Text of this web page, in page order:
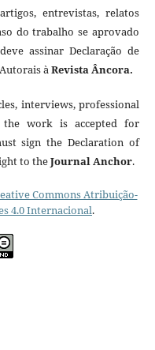
entrevistas, relatos
do trabalho se aprovado
assinar Declaração de
àRevista Âncora.
interviews, professional
work is accepted for
sign the Declaration of
to theJournal Anchor.
Commons Atribuição-
4.0 Internacional.